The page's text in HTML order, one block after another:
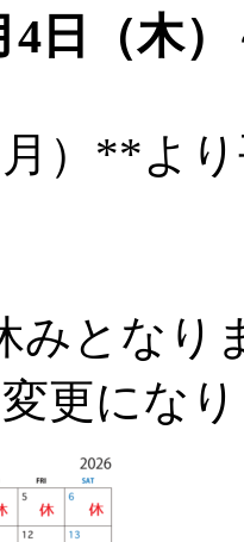
4日（木
）**よ
みとなり
更にな